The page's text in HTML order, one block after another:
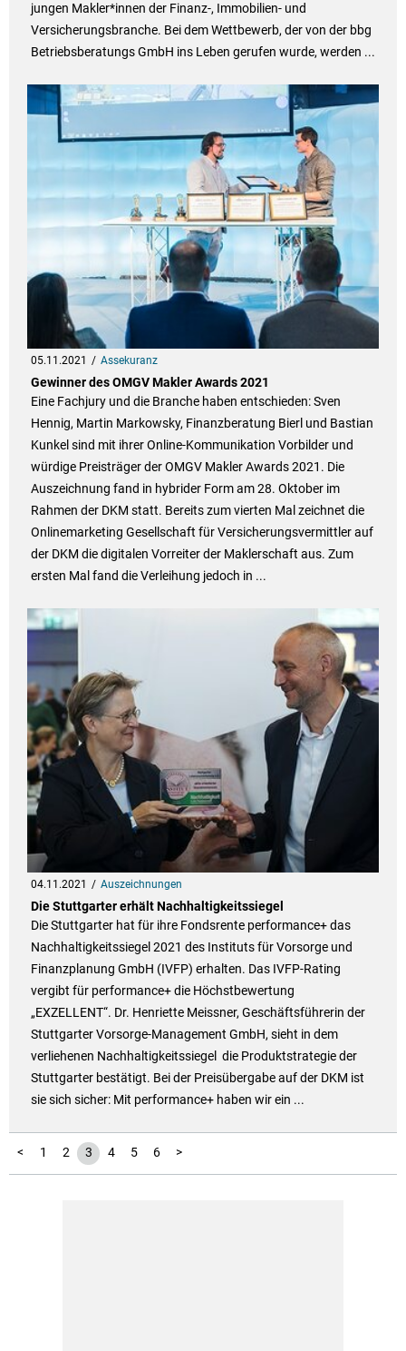
jungen Makler*innen der Finanz-, Immobilien- und
Versicherungsbranche. Bei dem Wettbewerb, der von der bbg
Betriebsberatungs GmbH ins Leben gerufen wurde, werden ...
05.11.2021 Assekuranz
Gewinner des OMGV Makler Awards 2021
Eine Fachjury und die Branche haben entschieden: Sven
Hennig, Martin Markowsky, Finanzberatung Bierl und Bastian
Kunkel sind mit ihrer Online-Kommunikation Vorbilder und
würdige Preisträger der OMGV Makler Awards 2021. Die
Auszeichnung fand in hybrider Form am 28. Oktober im
Rahmen der DKM statt. Bereits zum vierten Mal zeichnet die
Onlinemarketing Gesellschaft für Versicherungsvermittler auf
der DKM die digitalen Vorreiter der Maklerschaft aus. Zum
ersten Mal fand die Verleihung jedoch in ...
04.11.2021 Auszeichnungen
Die Stuttgarter erhält Nachhaltigkeitssiegel
Die Stuttgarter hat für ihre Fondsrente performance+ das
Nachhaltigkeitssiegel 2021 des Instituts für Vorsorge und
Finanzplanung GmbH (IVFP) erhalten. Das IVFP-Rating
vergibt für performance+ die Höchstbewertung
„EXZELLENT“. Dr. Henriette Meissner, Geschäftsführerin der
Stuttgarter Vorsorge-Management GmbH, sieht in dem
verliehenen Nachhaltigkeitssiegel die Produktstrategie der
Stuttgarter bestätigt. Bei der Preisübergabe auf der DKM ist
sie sich sicher: Mit performance+ haben wir ein ...
< 1 2 3 4 5 6 >